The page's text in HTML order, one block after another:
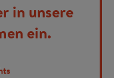
in unsere
ein.